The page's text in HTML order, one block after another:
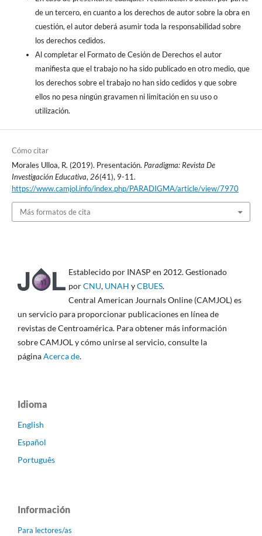
de un tercero, en cuanto a los derechos de autor sobre la obra en
cuestión, el autor deberá asumir toda la responsabilidad sobre
los derechos cedidos.
Al completar el Formato de Cesión de Derechos el autor
manifiesta que el trabajo no ha sido publicado en otro medio, que
los derechos sobre el trabajo no han sido cedidos y que sobre
ellos no pesa ningún gravamen ni limitación en su uso o
utilización.
Cómo citar
Morales Ulloa, R. (2019). Presentación. Paradigma: Revista De
Investigación Educativa, 26(41), 9-11.
https://www.camjol.info/index.php/PARADIGMA/article/view/7970
Más formatos de cita
Establecido por INASP en 2012. Gestionado
porCNU, UNAH yCBUES.
Central American Journals Online (CAMJOL) es
un servicio para proporcionar publicaciones en línea de
revistas de Centroamérica. Para obtener más información
sobre CAMJOL y cómo unirse al servicio, consulte la
páginaAcerca de.
Idioma
English
Español
Português
Información
Para lectores/as